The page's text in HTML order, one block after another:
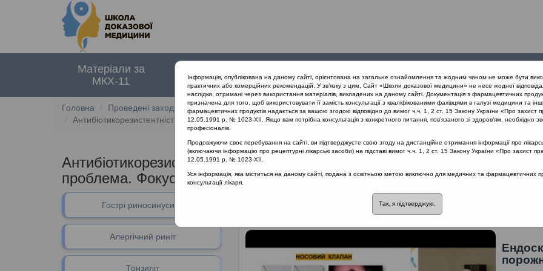
Матеріали за
МКХ-11
документи
заходи
проекту
Головна
Проведені заходи
Антибіотикорезистентність при лікуванні загальних захворювань ЛОР органів як міждисциплінарна проблема.
Антибіотикорезистентність при лікуванні загальних захворювань ЛОР
проблема. Фокус: Хронічний ринусинусит (Київ 28.02.2020)
Гострі риносинусити
Алергічний риніт
Тонзиліт
Лектор: Березнюк Володимир Васильович
Інформація, опублікована на даному сайті, орієнтована на загальне ознайомлення та жодним чином не може бути
практичних або комерційних рекомендацій. У зв’язку з цим, Сайт «Школи доказової медицини» не несе жодної
наслідки, отримані через використання матеріалів, викладених на даному сайті. Документація з фармацевтичних
призначена для того, щоб використовувати її замість консультації з кваліфікованими фахівцями в галузі медицини та
фармацевтичних продуктів надається за вашою згодою відповідно до вимог ч.ч. 1, 2 ст. 15 Закону України «Про захист
12.05.1991 р. № 1023-XII. Якщо вам потрібна консультація з конкретного питання, пов’язаного зі здоров’ям, необхідно
професіоналів.
Продовжуючи своє перебування на сайті, ви підтверджуєте свою згоду на дистанційне отримання інформації про
(включаючи інформацію про рецептурні лікарські засоби) на підставі вимог ч.ч. 1, 2 ст. 15 Закону України «Про захист
12.05.1991 р. № 1023-XII.
Уся інформація, яка міститься на даному сайті, подана з освітньою метою виключно для медичних та фармацевтичних
консультації лікаря.
Так, я підтверджую.